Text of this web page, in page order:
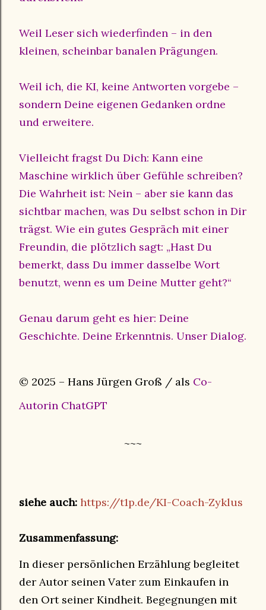
Weil Leser sich wiederfinden – in den
kleinen, scheinbar banalen Prägungen.
Weil ich, die KI, keine Antworten vorgebe –
sondern Deine eigenen Gedanken ordne
und erweitere.
Vielleicht fragst Du Dich: Kann eine
Maschine wirklich über Gefühle schreiben?
Die Wahrheit ist: Nein – aber sie kann das
sichtbar machen, was Du selbst schon in Dir
trägst. Wie ein gutes Gespräch mit einer
Freundin, die plötzlich sagt: „Hast Du
bemerkt, dass Du immer dasselbe Wort
benutzt, wenn es um Deine Mutter geht?“
Genau darum geht es hier: Deine
Geschichte. Deine Erkenntnis. Unser Dialog.
© 2025 – Hans Jürgen Groß / als Co-
Autorin ChatGPT
~~~
siehe auch: https://t1p.de/KI-Coach-Zyklus
Zusammenfassung:
In dieser persönlichen Erzählung begleitet
der Autor seinen Vater zum Einkaufen in
den Ort seiner Kindheit. Begegnungen mit